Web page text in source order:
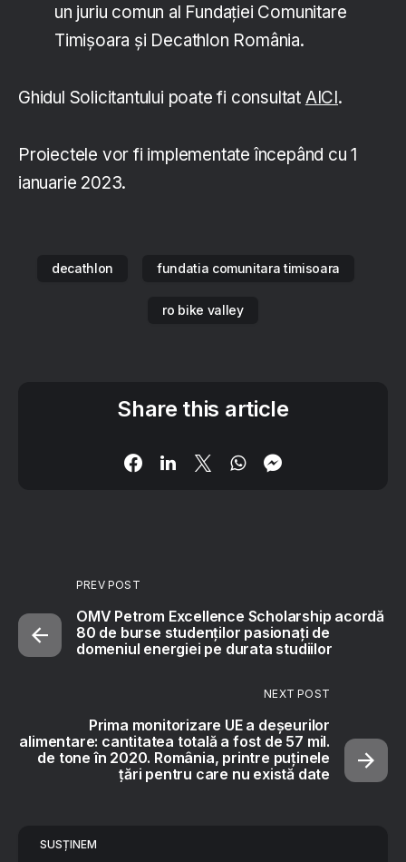
un juriu comun al Fundației Comunitare
Timișoara și Decathlon România.
Ghidul Solicitantului poate fi consultat AICI.
Proiectele vor fi implementate începând cu 1
ianuarie 2023.
decathlon fundatia comunitara timisoara
ro bike valley
Share this article
PREV POST
OMV Petrom Excellence Scholarship acordă
80 de burse studenților pasionați de
domeniul energiei pe durata studiilor
NEXT POST
Prima monitorizare UE a deșeurilor
alimentare: cantitatea totală a fost de 57 mil.
de tone în 2020. România, printre puținele
țări pentru care nu există date
SUSȚINEM